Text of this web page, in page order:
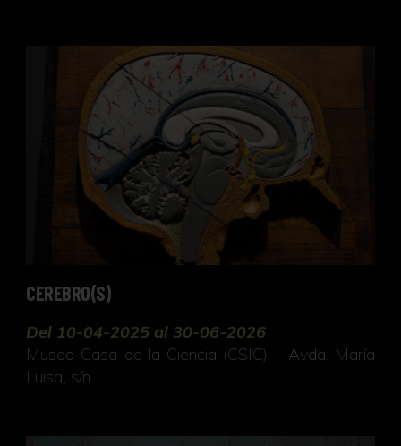
CEREBRO(S)
CEREBRO(S)
Del 10-04-2025 al 30-06-2026
Museo Casa de la Ciencia (CSIC) - Avda. María
Luisa, s/n
El viaje del conocimiento. Un mundo de cosas